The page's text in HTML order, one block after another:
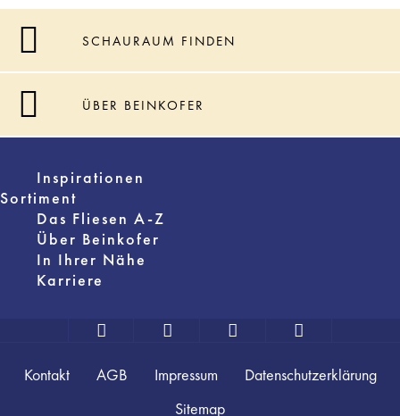
SCHAURAUM FINDEN
ÜBER BEINKOFER
Inspirationen
Sortiment
Das Fliesen A-Z
Über Beinkofer
In Ihrer Nähe
Karriere
Kontakt AGB Impressum
Datenschutzerklärung
Sitemap